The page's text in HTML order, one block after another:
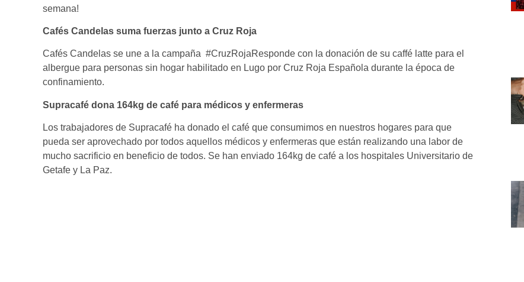
semana!
Cafés Candelas suma fuerzas junto a Cruz Roja
Cafés Candelas se une a la campaña #CruzRojaResponde con la donación de su caffé latte para el
albergue para personas sin hogar habilitado en Lugo por Cruz Roja Española durante la época de
confinamiento.
Supracafé dona 164kg de café para médicos y enfermeras
Los trabajadores de Supracafé ha donado el café que consumimos en nuestros hogares para que
pueda ser aprovechado por todos aquellos médicos y enfermeras que están realizando una labor de
mucho sacrificio en beneficio de todos. Se han enviado 164kg de café a los hospitales Universitario de
Getafe y La Paz.